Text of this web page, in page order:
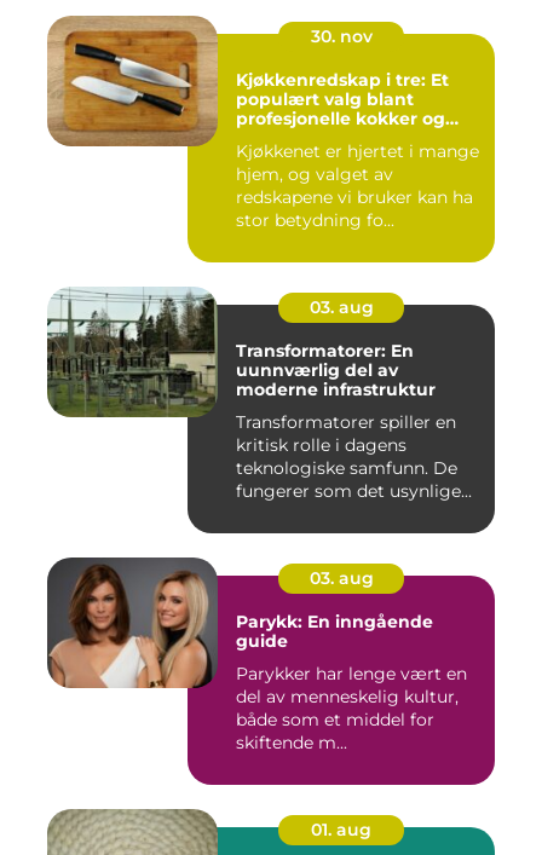
30. nov
Kjøkkenredskap i tre: Et
populært valg blant
profesjonelle kokker og
Kjøkkenet er hjertet i mange
hjem, og valget av
redskapene vi bruker kan ha
stor betydning fo...
03. aug
Transformatorer: En
uunnværlig del av
moderne infrastruktur
Transformatorer spiller en
kritisk rolle i dagens
teknologiske samfunn. De
fungerer som det usynlige...
03. aug
Parykk: En inngående
guide
Parykker har lenge vært en
del av menneskelig kultur,
både som et middel for
skiftende m...
01. aug